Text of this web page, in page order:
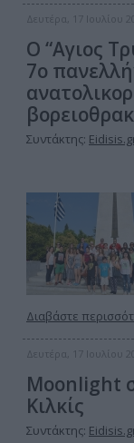
Δευτέρα, 17 Ιουλίου
Ο “Αγιος
7ο
Συντάκτης:
Διαβάστε
Δευτέρα, 17 Ιουλίου
Moonlight
Κιλκίς
Συντάκτης: